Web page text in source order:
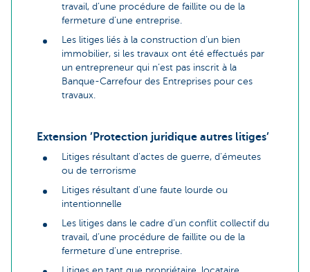
travail, d’une procédure de faillite ou de la
fermeture d’une entreprise.
Les litiges liés à la construction d’un bien
immobilier, si les travaux ont été effectués par
un entrepreneur qui n’est pas inscrit à la
Banque-Carrefour des Entreprises pour ces
travaux.
Extension ’Protection juridique autres litiges’
Litiges résultant d'actes de guerre, d'émeutes
ou de terrorisme
Litiges résultant d'une faute lourde ou
intentionnelle
Les litiges dans le cadre d’un conflit collectif du
travail, d’une procédure de faillite ou de la
fermeture d’une entreprise.